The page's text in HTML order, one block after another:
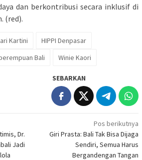
dan berkontribusi secara inklusif di
(red).
Kartini
HIPPI Denpasar
Bali Winie Kaori
SEBARKAN
Dr.
Jadi
Pos berikutnya
Giri Prasta: Bali Tak Bisa Dijaga
Sendiri, Semua Harus
Bergandengan Tangan